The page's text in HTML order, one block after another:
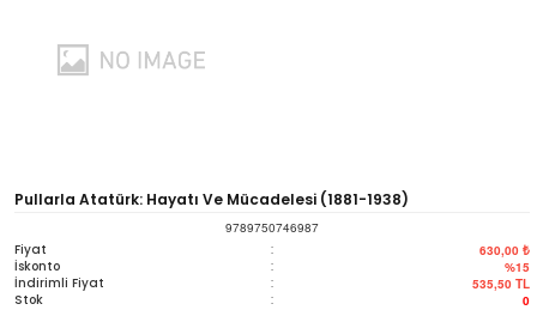
Pullarla Atatürk: Hayatı Ve Mücadelesi (1881-1938)
9789750746987
Fiyat : 630,00 ₺
İskonto : %15
İndirimli Fiyat : 535,50 TL
Stok : 0